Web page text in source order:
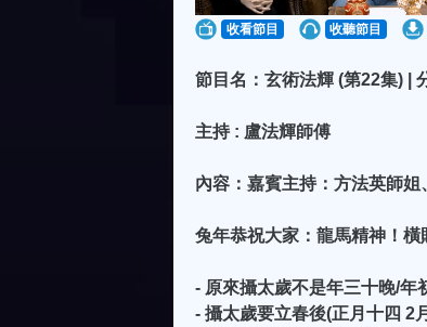
收看節目 收聽節目
節目名：玄術法輝 (第22集) |
主持 : 盧法輝師傅
內容：嘉賓主持：方法英師姐
兔年恭祝大家：龍馬精神！橫
- 原來攝太歲不是年三十晚/年
- 攝太歲要立春後(正月十四 2